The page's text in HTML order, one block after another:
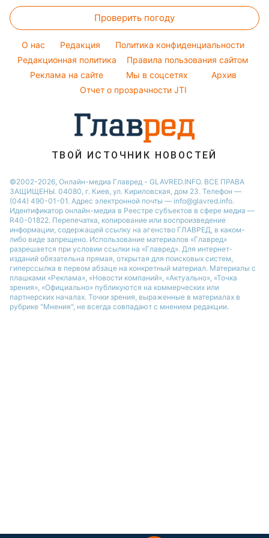
Новости Сум
Новости Черкассы
Виталий Козловский
София Ротару
Ольга Сумская
Филипп Киркоров
Праздничное меню
Народные приметы
Все о шоу-бизнесе
Погода на сегодня
Погода на завтра
Пылевая буря
Стирка
Авто
Комнатные растения
Проверить погоду
O нас Редакция
Политика конфиденциальности
Редакционная политика
Правила пользования сайтом
Реклама на сайте
Мы в соцсетях
Архив
Отчет о прозрачности JTI
ТВОЙ ИСТОЧНИК НОВОСТЕЙ
©2002-2026, Онлайн-медиа Главред - GLAVRED.INFO. ВСЕ ПРАВА
ЗАЩИЩЕНЫ. 04080, г. Киев, ул. Кириловская, дом 23. Телефон —
(044) 490-01-01. Адрес электронной почты — info@glavred.info.
Идентификатор онлайн-медиа в Реестре cубъектов в сфере медиа —
R40-01822. Перепечатка, копирование или воспроизведение
информации, содержащей ссылку на агенство ГЛАВРЕД, в каком-
либо виде запрещено. Использование материалов «Главред»
разрешается при условии ссылки на «Главред». Для интернет-
изданий обязательна прямая, открытая для поисковых систем,
гиперссылка в первом абзаце на конкретный материал. Материалы с
плашками «Реклама», «Новости компаний», «Актуально», «Точка
зрения», «Официально» публикуются на коммерческих или
партнерских началах. Точки зрения, выраженные в материалах в
рубрике "Мнения", не всегда совпадают с мнением редакции.